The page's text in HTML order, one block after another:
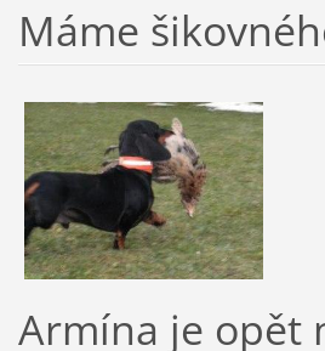
Máme
Armína je opět